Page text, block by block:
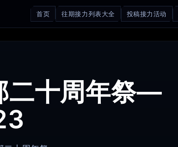
首页 往期接力列表大全 投稿接力活动
二十周年祭—